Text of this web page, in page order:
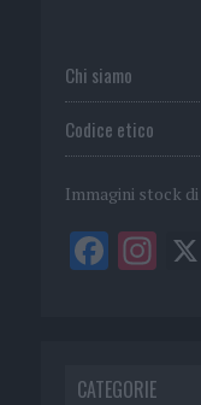
Chi siamo
Codice etico
Immagini stock di
CATEGORIE